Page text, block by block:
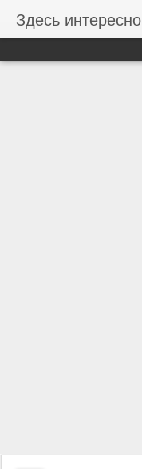
Здесь интересно